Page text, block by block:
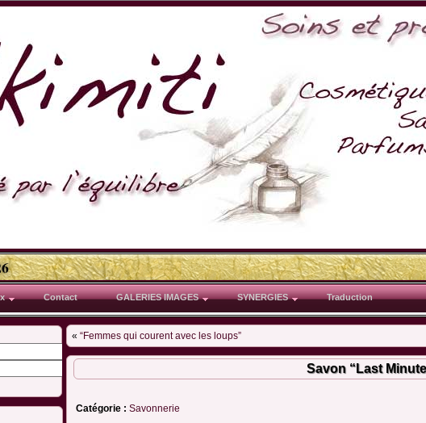
Contact GALERIES IMAGES SYNERGIES Traduction
« “Femmes qui courent avec les loups”
Savon “Last
Catégorie : Savonnerie